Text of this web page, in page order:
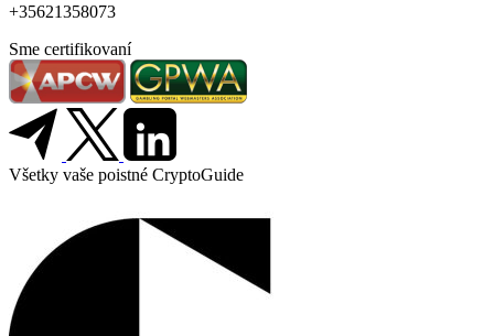
+35621358073
Sme certifikovaní
Všetky vaše poistné CryptoGuide